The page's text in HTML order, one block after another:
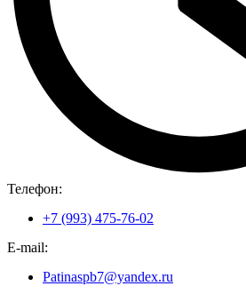
Телефон:
+7 (993) 475-76-02
E-mail:
Patinaspb7@yandex.ru